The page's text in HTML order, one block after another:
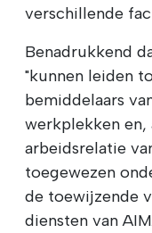
verschillende
Benadrukkend
"kunnen leiden
bemiddelaars
werkplekken en,
arbeidsrelatie
toegewezen
de toewijzende
diensten van